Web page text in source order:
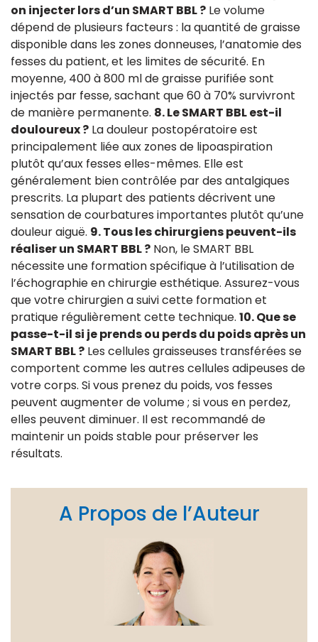
on injecter lors d’un SMART BBL ? Le volume
dépend de plusieurs facteurs : la quantité de graisse
disponible dans les zones donneuses, l’anatomie des
fesses du patient, et les limites de sécurité. En
moyenne, 400 à 800 ml de graisse purifiée sont
injectés par fesse, sachant que 60 à 70% survivront
de manière permanente. 8. Le SMART BBL est-il
douloureux ? La douleur postopératoire est
principalement liée aux zones de lipoaspiration
plutôt qu’aux fesses elles-mêmes. Elle est
généralement bien contrôlée par des antalgiques
prescrits. La plupart des patients décrivent une
sensation de courbatures importantes plutôt qu’une
douleur aiguë. 9. Tous les chirurgiens peuvent-ils
réaliser un SMART BBL ? Non, le SMART BBL
nécessite une formation spécifique à l’utilisation de
l’échographie en chirurgie esthétique. Assurez-vous
que votre chirurgien a suivi cette formation et
pratique régulièrement cette technique. 10. Que se
passe-t-il si je prends ou perds du poids après un
SMART BBL ? Les cellules graisseuses transférées se
comportent comme les autres cellules adipeuses de
votre corps. Si vous prenez du poids, vos fesses
peuvent augmenter de volume ; si vous en perdez,
elles peuvent diminuer. Il est recommandé de
maintenir un poids stable pour préserver les
résultats.
A Propos de l’Auteur